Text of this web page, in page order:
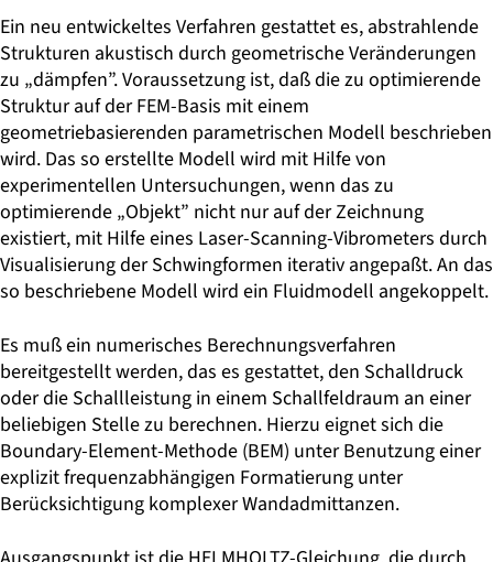
Ein neu entwickeltes Verfahren gestattet es, abstrahlende
Strukturen akustisch durch geometrische Veränderungen
zu „dämpfen”. Voraussetzung ist, daß die zu optimierende
Struktur auf der FEM-Basis mit einem
geometriebasierenden parametrischen Modell beschrieben
wird. Das so erstellte Modell wird mit Hilfe von
experimentellen Untersuchungen, wenn das zu
optimierende „Objekt” nicht nur auf der Zeichnung
existiert, mit Hilfe eines Laser-Scanning-Vibrometers durch
Visualisierung der Schwingformen iterativ angepaßt. An das
so beschriebene Modell wird ein Fluidmodell angekoppelt.
Es muß ein numerisches Berechnungsverfahren
bereitgestellt werden, das es gestattet, den Schalldruck
oder die Schallleistung in einem Schallfeldraum an einer
beliebigen Stelle zu berechnen. Hierzu eignet sich die
Boundary-Element-Methode (BEM) unter Benutzung einer
explizit frequenzabhängigen Formatierung unter
Berücksichtigung komplexer Wandadmittanzen.